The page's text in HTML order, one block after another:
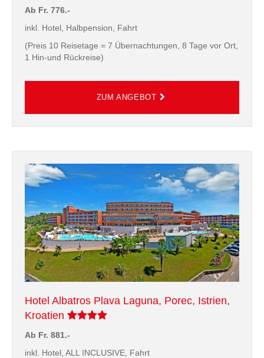
Ab Fr. 776.-
inkl. Hotel, Halbpension, Fahrt
(Preis 10 Reisetage = 7 Übernachtungen, 8 Tage vor Ort,
1 Hin-und Rückreise)
Hotel Albatros Plava Laguna, Porec, Istrien,
Kroatien
Ab Fr. 881.-
inkl. Hotel, ALL INCLUSIVE, Fahrt